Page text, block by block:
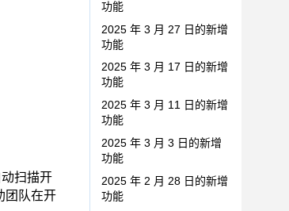
扫描开
团队在开
功能
2025 年 3 月 27 日的新增
功能
2025 年 3 月 17 日的新增
功能
2025 年 3 月 11 日的新增
功能
2025 年 3 月 3 日的新增
功能
2025 年 2 月 28 日的新增
功能